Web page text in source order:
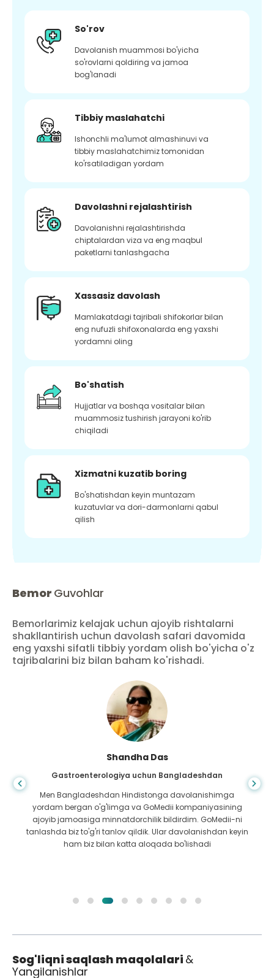
So'rov
Davolanish muammosi bo'yicha
so'rovlarni qoldiring va jamoa
bog'lanadi
Tibbiy maslahatchi
Ishonchli ma'lumot almashinuvi va
tibbiy maslahatchimiz tomonidan
ko'rsatiladigan yordam
Davolashni rejalashtirish
Davolanishni rejalashtirishda
chiptalardan viza va eng maqbul
paketlarni tanlashgacha
Xassasiz davolash
Mamlakatdagi tajribali shifokorlar bilan
eng nufuzli shifoxonalarda eng yaxshi
yordamni oling
Bo'shatish
Hujjatlar va boshqa vositalar bilan
muammosiz tushirish jarayoni ko'rib
chiqiladi
Xizmatni kuzatib boring
Bo'shatishdan keyin muntazam
kuzatuvlar va dori-darmonlarni qabul
qilish
Bemor Guvohlar
Bemorlarimiz kelajak uchun ajoyib rishtalarni
shakllantirish uchun davolash safari davomida
eng yaxshi sifatli tibbiy yordam olish bo'yicha o'z
tajribalarini biz bilan baham ko'rishadi.
Shandha Das
Gastroenterologiya uchun Bangladeshdan
Men Bangladeshdan Hindistonga davolanishimga
yordam bergan o'g'limga va GoMedii kompaniyasining
ajoyib jamoasiga minnatdorchilik bildirdim. GoMedii-ni
tanlashda biz to'g'ri tanlov qildik. Ular davolanishdan keyin
ham biz bilan katta aloqada bo'lishadi
Sog'liqni saqlash maqolalari &
Yangilanishlar